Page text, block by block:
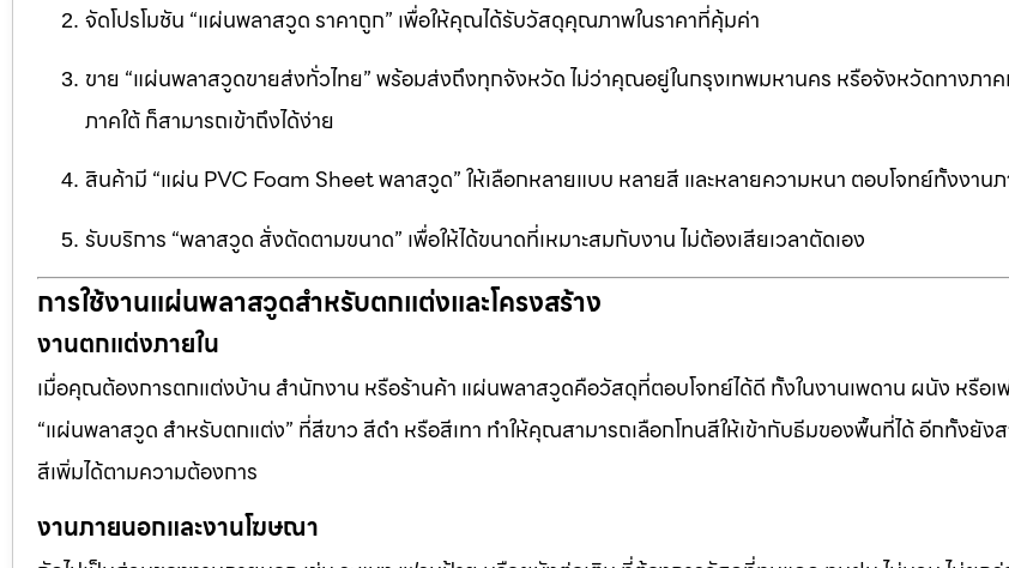
จัดโปรโมชัน “แผ่นพลาสวูด ราคาถูก” เพื่อให้คุณได้รับวัสดุคุณภาพในราคาที่คุ้มค่า
ขาย “แผ่นพลาสวูดขายส่งทั่วไทย” พร้อมส่งถึงทุกจังหวัด ไม่ว่าคุณอยู่ในกรุงเทพมหานคร หรือจังหวัดทางภา
ภาคใต้ ก็สามารถเข้าถึงได้ง่าย
สินค้ามี “แผ่น PVC Foam Sheet พลาสวูด” ให้เลือกหลายแบบ หลายสี และหลายความหนา ตอบโจทย์ทั้งงาน
รับบริการ “พลาสวูด สั่งตัดตามขนาด” เพื่อให้ได้ขนาดที่เหมาะสมกับงาน ไม่ต้องเสียเวลาตัดเอง
การใช้งานแผ่นพลาสวูดสำหรับตกแต่งและโครงสร้าง
งานตกแต่งภายใน
เมื่อคุณต้องการตกแต่งบ้าน สำนักงาน หรือร้านค้า แผ่นพลาสวูดคือวัสดุที่ตอบโจทย์ได้ดี ทั้งในงานเพดาน ผนัง หรือเฟ
“แผ่นพลาสวูด สำหรับตกแต่ง” ที่สีขาว สีดำ หรือสีเทา ทำให้คุณสามารถเลือกโทนสีให้เข้ากับธีมของพื้นที่ได้ อีกทั้งยัง
สีเพิ่มได้ตามความต้องการ
งานภายนอกและงานโฆษณา